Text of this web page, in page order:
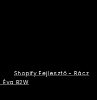
Shopify Fejlesztő - Rácz
B2W